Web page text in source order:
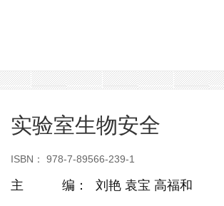
实验室生物安全
ISBN： 978-7-89566-239-1
主 编 ： 刘艳 袁宝 高福和